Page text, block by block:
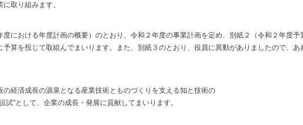
取り組みます。
度における年度計画の概要）のとおり、令和２年度の事業計画を定め、別紙２（令和２年度予
予算を投じて取組んでまいります。また、別紙３のとおり、役員に異動がありましたので、あ
の経済成長の源泉となる産業技術とものづくりを支える知と技術の
試"として、企業の成長・発展に貢献してまいります。